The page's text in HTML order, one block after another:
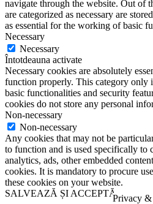
Privacy
navigate through the website. Out of
are categorized as necessary are
as essential for the working of basic
Necessary
Necessary
Întotdeauna activate
Necessary cookies are absolutely
function properly. This category only
basic functionalities and security
cookies do not store any personal
Non-necessary
Non-necessary
Any cookies that may not be
to function and is used specifically to
analytics, ads, other embedded
cookies. It is mandatory to procure
these cookies on your website.
SALVEAZĂ ȘI ACCEPTĂ